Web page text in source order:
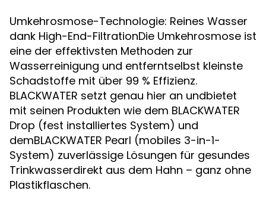
Umkehrosmose-Technologie: Reines Wasser
dank High-End-FiltrationDie Umkehrosmose ist
eine der effektivsten Methoden zur
Wasserreinigung und entferntselbst kleinste
Schadstoffe mit über 99 % Effizienz.
BLACKWATER setzt genau hier an undbietet
mit seinen Produkten wie dem BLACKWATER
Drop (fest installiertes System) und
demBLACKWATER Pearl (mobiles 3-in-1-
System) zuverlässige Lösungen für gesundes
Trinkwasserdirekt aus dem Hahn – ganz ohne
Plastikflaschen.